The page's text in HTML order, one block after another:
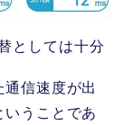
としては十分
信速度が出
うことであ